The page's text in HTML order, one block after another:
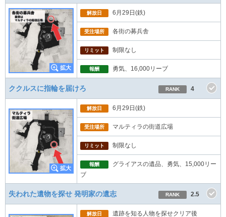
解放日 6月29日(鉄)
受注場所 各街の募兵舎
リミット 制限なし
報酬 勇気、16,000リーブ
ククルスに指輪を届けろ RANK 4
解放日 6月29日(鉄)
受注場所 マルティラの街道広場
リミット 制限なし
報酬
グライアスの遺品、勇気、15,000リー
ブ
失われた遺物を探せ 発明家の遺志 RANK 2.5
解放日 遺跡を知る人物を探せクリア後